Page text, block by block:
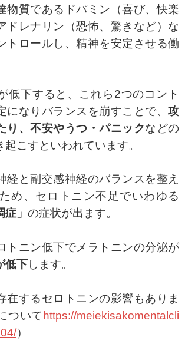
物質であるドパミン（喜び、快楽
ドレナリン（恐怖、驚きなど）な
トロールし、精神を安定させる働
低下すると、これら2つのコント
になりバランスを崩すことで、 攻
り、不安やうつ・パニックなどの
こすといわれています。
と副交感神経のバランスを整え
め、セロトニン不足でいわゆる
」 の症状が出ます。
ニン低下でメラトニンの分泌が
低下します。
するセロトニンの影響もありま
ついてhttps://meiekisakomentalcli
）